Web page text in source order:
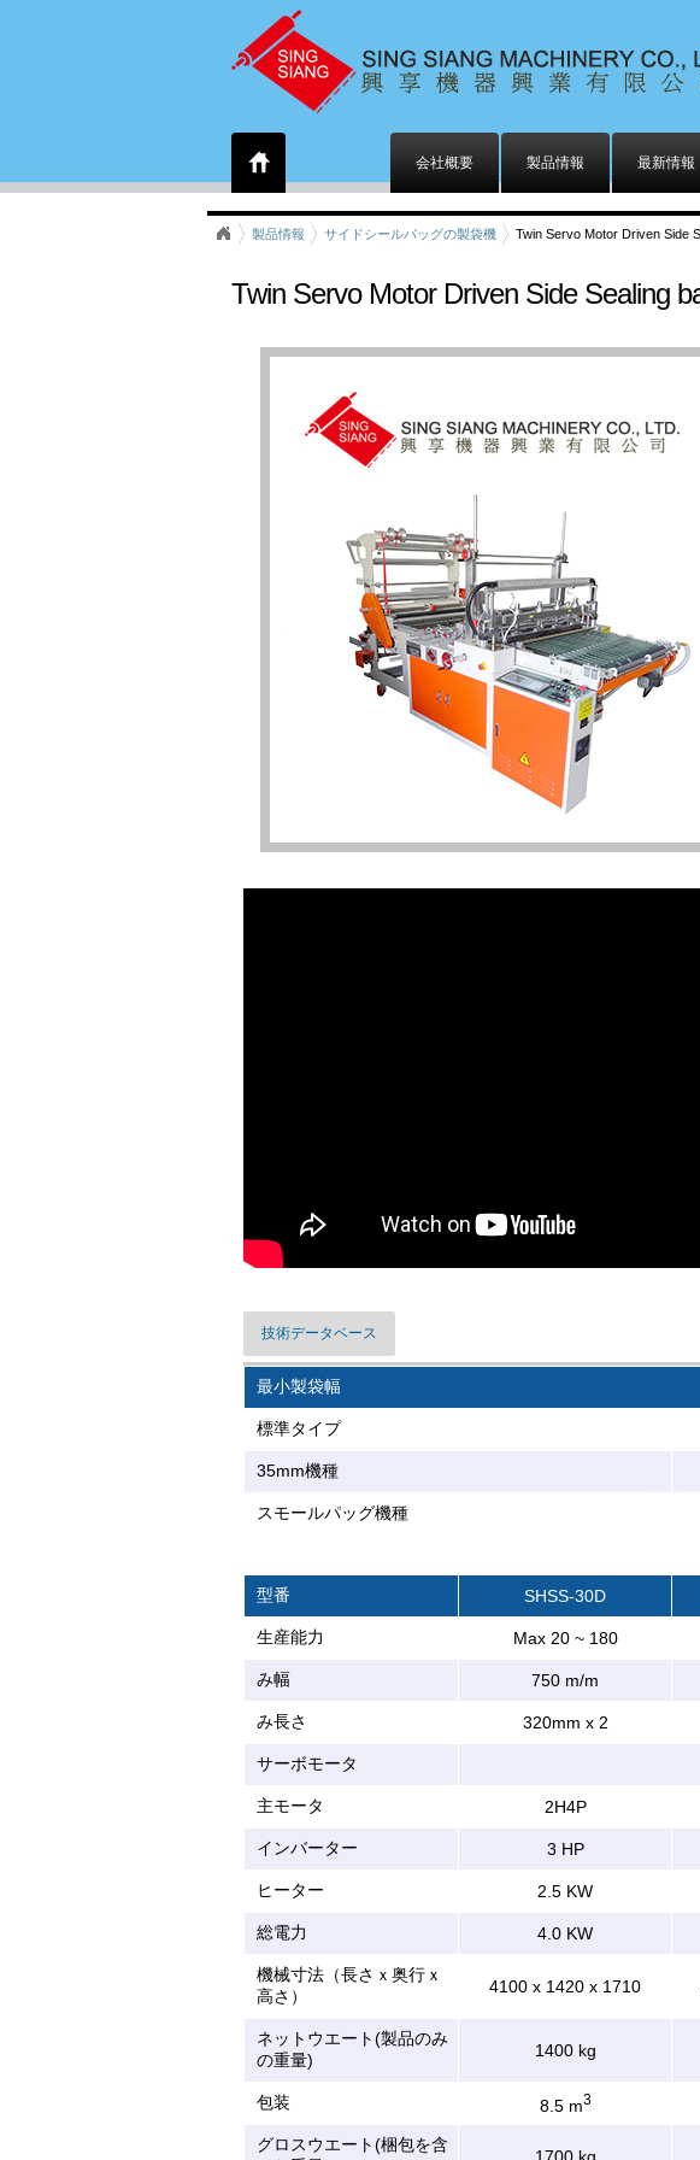
会社概要 製品情報 最新情報
製品情報 サイドシールパッグの製袋機 Twin Servo Motor Driven Side
Twin Servo Motor Driven Side Sealing
技術データベース
最小製袋幅
標準タイプ
35mm機種
スモールパッグ機種
型番 SHSS-30D
生産能力 Max 20 ~ 180
み幅 750 m/m
み長さ 320mm x 2
サーボモータ
主モータ 2H4P
インバーター 3 HP
ヒーター 2.5 KW
総電力 4.0 KW
機械寸法（長さｘ奥行ｘ
高さ）
4100 x 1420 x 1710
ネットウエート(製品のみ
の重量)
1400 kg
包装 8.5 m3
グロスウエート(梱包を含